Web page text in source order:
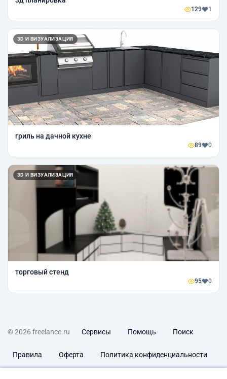
129 1
3D И ВИЗУАЛИЗАЦИЯ
гриль на дачной кухне
89 0
3D И ВИЗУАЛИЗАЦИЯ
торговый стенд
95 0
© 2026 freelance.ru Сервисы Помощь Поиск
Правила Оферта Политика конфиденциальности